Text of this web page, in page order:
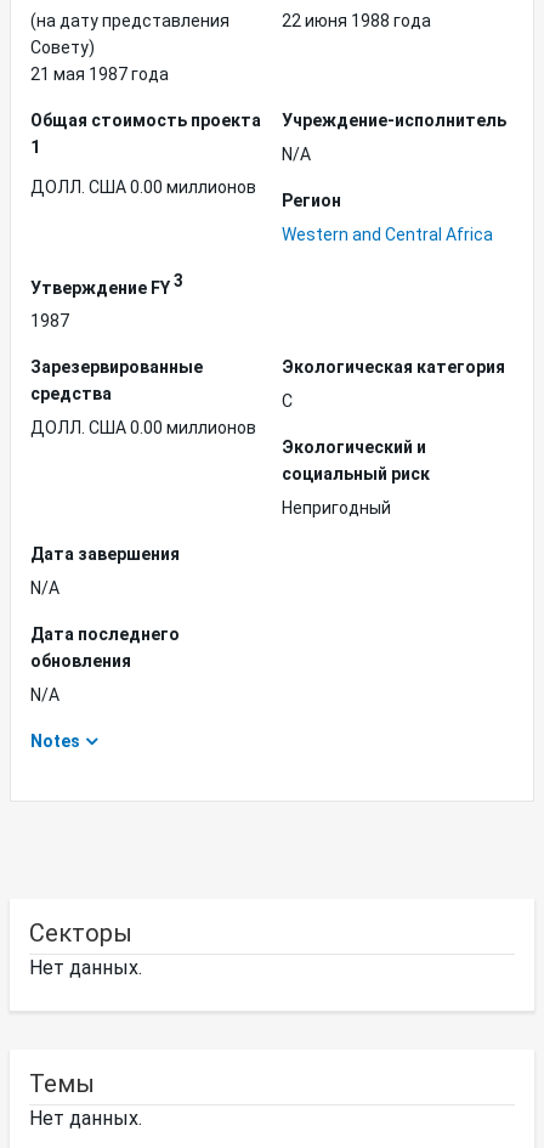
(на дату представления
Совету)
21 мая 1987 года
22 июня 1988 года
Общая стоимость проекта
1
ДОЛЛ. США 0.00 миллионов
Учреждение-исполнитель
N/A
Регион
Western and Central Africa
Утверждение FY3
1987
Зарезервированные
средства
ДОЛЛ. США 0.00 миллионов
Экологическая категория
C
Экологический и
социальный риск
Непригодный
Дата завершения
N/A
Дата последнего
обновления
N/A
Notes
Секторы
Нет данных.
Темы
Нет данных.